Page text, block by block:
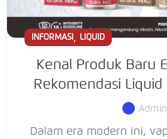
INFORMASI , LIQUID
Kenal Produk Baru
Rekomendasi
Admin
Dalam era modern ini,